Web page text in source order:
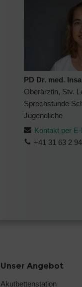
PD Dr. med.
Oberärztin, Stv.
Sprechstunde
Jugendliche
Kontakt per
+41 31 63 2 94
Unser Angebot
Akutbettenstation